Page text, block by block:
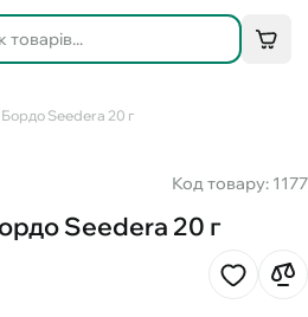
Seedera 20 г
Код товару: 1177
Seedera 20 г